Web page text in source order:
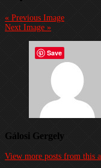
« Previous Image
Next Image »
Gálosi Gergely
View more posts from this
Save